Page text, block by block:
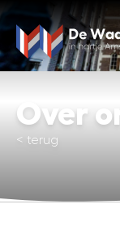
Over
< terug